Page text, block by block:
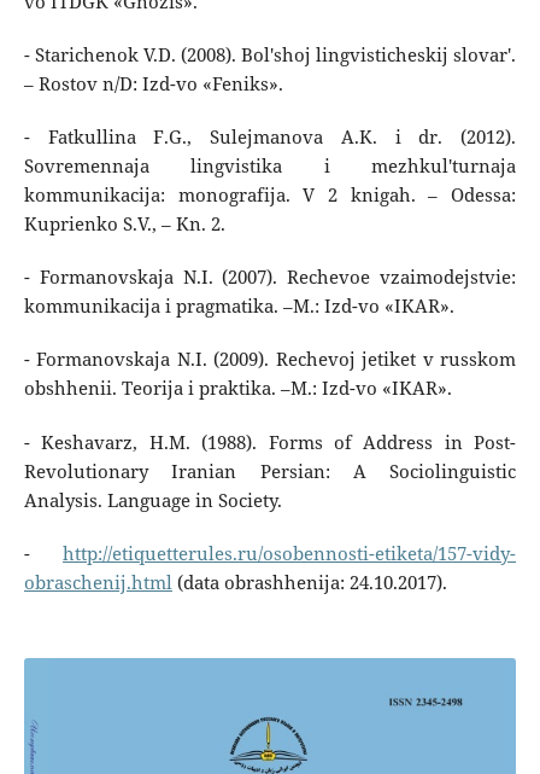
- Starichenok V.D. (2008). Bol'shoj lingvisticheskij slovar'.
– Rostov n/D: Izd-vo «Feniks».
- Fatkullina F.G., Sulejmanova A.K. i dr. (2012).
Sovremennaja lingvistika i mezhkul'turnaja
kommunikacija: monografija. V 2 knigah. – Odessa:
Kuprienko S.V., – Kn. 2.
- Formanovskaja N.I. (2007). Rechevoe vzaimodejstvie:
kommunikacija i pragmatika. –M.: Izd-vo «IKAR».
- Formanovskaja N.I. (2009). Rechevoj jetiket v russkom
obshhenii. Teorija i praktika. –M.: Izd-vo «IKAR».
- Keshavarz, H.M. (1988). Forms of Address in Post-
Revolutionary Iranian Persian: A Sociolinguistic
Analysis. Language in Society.
-http://etiquetterules.ru/osobennosti-etiketa/157-vidy-
obraschenij.html(data obrashhenija: 24.10.2017).